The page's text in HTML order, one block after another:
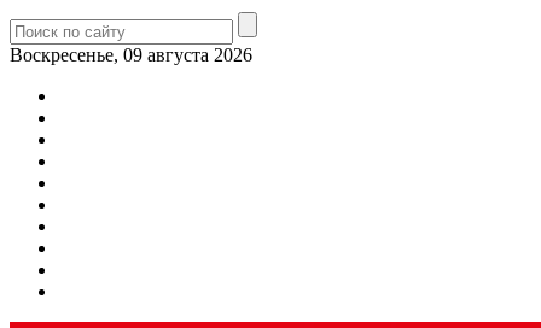
Воскресенье, 09 августа 2026